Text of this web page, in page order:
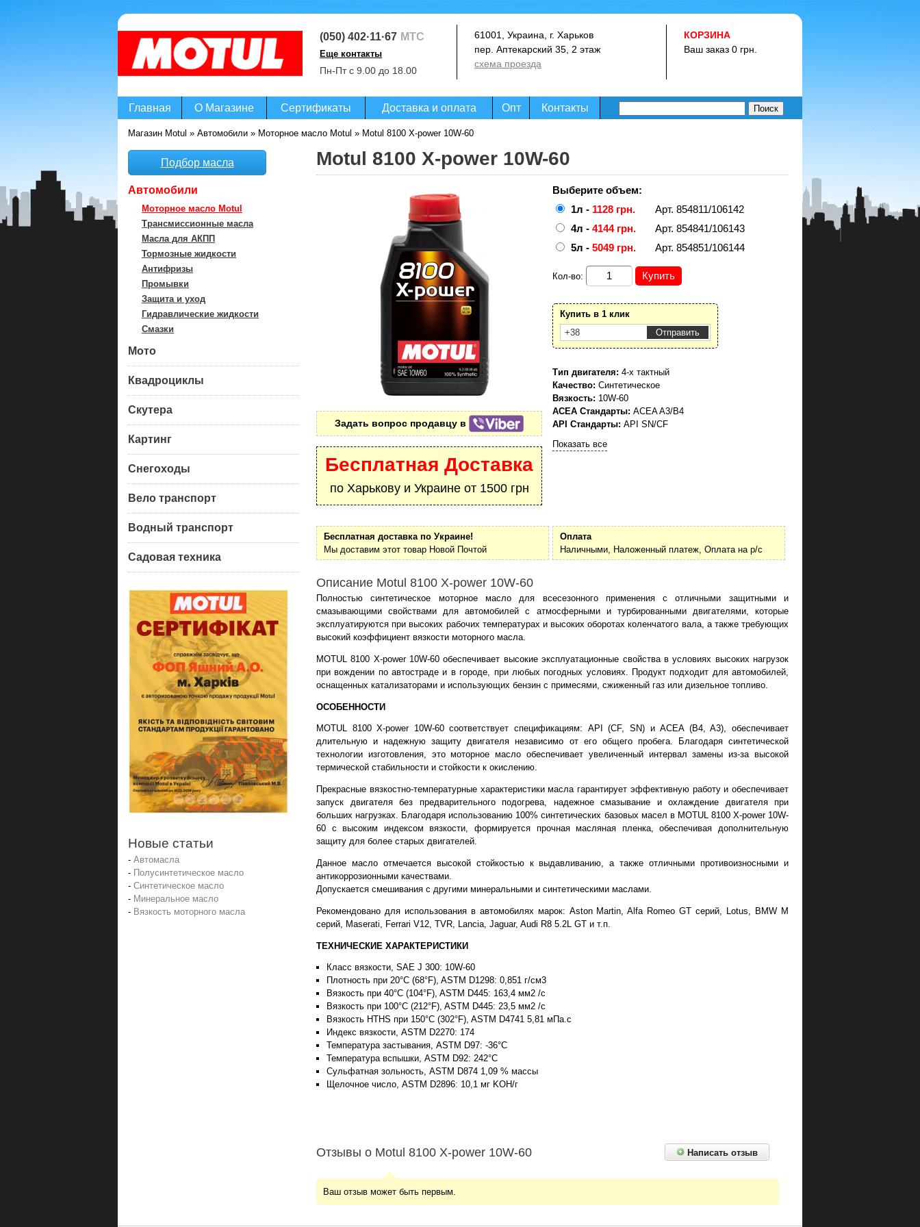
Магазин Motul » Автомобили » Моторное масло Motul » Motul 8100 X-power 10W-60
Motul 8100 X-power 10W-60
Задать вопрос продавцу в
Бесплатная Доставка
по Харькову и Украине от 1500 грн
Выберите объем:
1л - 1128 грн.
Арт. 854811/106142
4л - 4144 грн.
Арт. 854841/106143
5л - 5049 грн. Арт. 854851/106144
Кол-во:
Купить в 1 клик
Тип двигателя: 4-х тактный
Качество: Синтетическое
Вязкость: 10W-60
ACEA Стандарты: ACEA A3/B4
API Стандарты: API SN/CF
Показать все
Бесплатная доставка по Украине!
Мы доставим этот товар Новой Почтой
Оплата
Наличными, Наложенный платеж, Оплата на р/с
Описание Motul 8100 X-power 10W-60
Полностью синтетическое моторное масло для всесезонного применения с отличными защитными и
смазывающими свойствами для автомобилей с атмосферными и турбированными двигателями, которые
эксплуатируются при высоких рабочих температурах и высоких оборотах коленчатого вала, а также требующих
высокий коэффициент вязкости моторного масла.
MOTUL 8100 X-power 10W-60 обеспечивает высокие эксплуатационные свойства в условиях высоких нагрузок
при вождении по автостраде и в городе, при любых погодных условиях. Продукт подходит для автомобилей,
оснащенных катализаторами и использующих бензин с примесями, сжиженный газ или дизельное топливо.
ОСОБЕННОСТИ
MOTUL 8100 X-power 10W-60 соответствует спецификациям: API (CF, SN) и ACEA (B4, A3), обеспечивает
длительную и надежную защиту двигателя независимо от его общего пробега. Благодаря синтетической
технологии изготовления, это моторное масло обеспечивает увеличенный интервал замены из-за высокой
термической стабильности и стойкости к окислению.
Прекрасные вязкостно-температурные характеристики масла гарантирует эффективную работу и обеспечивает
запуск двигателя без предварительного подогрева, надежное смазывание и охлаждение двигателя при
больших нагрузках. Благодаря использованию 100% синтетических базовых масел в MOTUL 8100 X-power 10W-
60 с высоким индексом вязкости, формируется прочная масляная пленка, обеспечивая дополнительную
защиту для более старых двигателей.
Данное масло отмечается высокой стойкостью к выдавливанию, а также отличными противоизносными и
антикоррозионными качествами.
Допускается смешивания с другими минеральными и синтетическими маслами.
Рекомендовано для использования в автомобилях марок: Aston Martin, Alfa Romeo GT серий, Lotus, BMW M
серий, Maserati, Ferrari V12, TVR, Lancia, Jaguar, Audi R8 5.2L GT и т.п.
ТЕХНИЧЕСКИЕ ХАРАКТЕРИСТИКИ
Класс вязкости, SAE J 300: 10W-60
Плотность при 20°C (68°F), ASTM D1298: 0,851 г/см3
Вязкость при 40°C (104°F), ASTM D445: 163,4 мм2 /с
Вязкость при 100°C (212°F), ASTM D445: 23,5 мм2 /с
Вязкость HTHS при 150°C (302°F), ASTM D4741 5,81 мПа.с
Индекс вязкости, ASTM D2270: 174
Температура застывания, ASTM D97: -36°C
Температура вспышки, ASTM D92: 242°C
Сульфатная зольность, ASTM D874 1,09 % массы
Щелочное число, ASTM D2896: 10,1 мг KOH/г
Отзывы о Motul 8100 X-power 10W-60 Написать отзыв
Ваш отзыв может быть первым.
Подбор масла
Автомобили
Моторное масло Motul
Трансмиссионные масла
Масла для АКПП
Тормозные жидкости
Антифризы
Промывки
Защита и уход
Гидравлические жидкости
Смазки
Мото
Квадроциклы
Скутера
Картинг
Снегоходы
Вело транспорт
Водный транспорт
Садовая техника
Новые статьи
- Автомасла
- Полусинтетическое масло
- Синтетическое масло
- Минеральное масло
- Вязкость моторного масла
(050) 402·11·67 МТС
Еще контакты
(093) 364·99·07Life
Пн-Пт с 9.00 до 18.00
61001, Украина, г. Харьков
пер. Аптекарский 35, 2 этаж
схема проезда
КОРЗИНА
Ваш заказ 0 грн.
Главная О Магазине Сертификаты Доставка и оплата Опт Контакты